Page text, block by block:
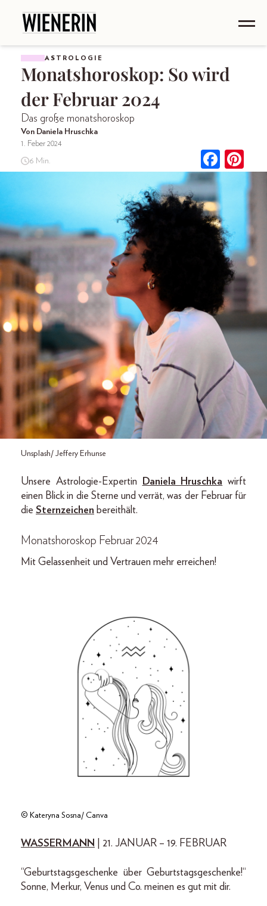
ASTROLOGIE
Monatshoroskop: So wird
der Februar 2024
Das große monatshoroskop
Von Daniela Hruschka
1. Feber 2024
6 Min.
Unsplash/ Jeffery Erhunse
Unsere Astrologie-Expertin Daniela Hruschka wirft
einen Blick in die Sterne und verrät, was der Februar für
die Sternzeichen bereithält.
Monatshoroskop Februar 2024
Mit Gelassenheit und Vertrauen mehr erreichen!
© Kateryna Sosna/ Canva
WASSERMANN | 21. JANUAR – 19. FEBRUAR
“Geburtstagsgeschenke über Geburtstagsgeschenke!“
Sonne, Merkur, Venus und Co. meinen es gut mit dir.